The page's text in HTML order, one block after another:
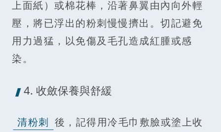
上面紙）或棉花棒，沿著鼻翼由內向外輕
壓，將已浮出的粉刺慢慢擠出。切記避免
用力過猛，以免傷及毛孔造成紅腫或感
染。
4. 收斂保養與舒緩
清粉刺 後，記得用冷毛巾敷臉或塗上收